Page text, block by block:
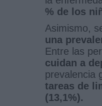
% de los
Asimismo,
una
Entre las
cuidan a
prevalencia
tareas de
(13,1%).